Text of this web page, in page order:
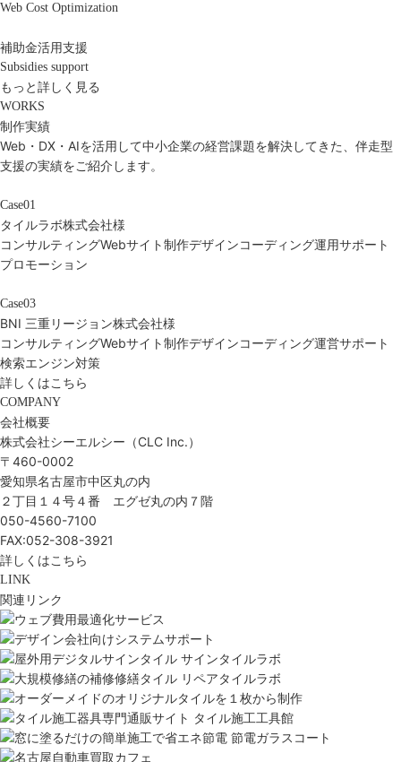
Web Cost Optimization
補助金活用支援
Subsidies support
もっと詳しく見る
WORKS
制作実績
Web・DX・AIを活用して中小企業の経営課題を解決してきた、伴走型
支援の実績をご紹介します。
Case01
タイルラボ株式会社様
コンサルティングWebサイト制作デザインコーディング運用サポート
プロモーション
Case03
BNI 三重リージョン株式会社様
コンサルティングWebサイト制作デザインコーディング運営サポート
検索エンジン対策
詳しくはこちら
COMPANY
会社概要
株式会社シーエルシー（CLC Inc.）
〒460-0002
愛知県名古屋市中区丸の内
２丁目１４号４番 エグゼ丸の内７階
050-4560-7100
FAX:052-308-3921
詳しくはこちら
LINK
関連リンク